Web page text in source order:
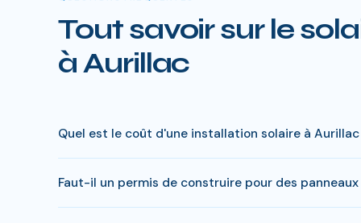
Tout savoir sur le
à Aurillac
Quel est le coût d'une installation solaire à Aurillac
charge peut descendre sous 4 000 € pour une
Faut-il un permis de construire pour des